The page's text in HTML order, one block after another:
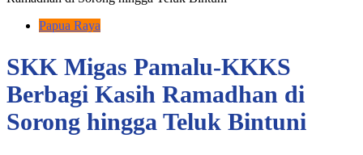
Papua Raya
SKK Migas Pamalu-KKKS
Berbagi Kasih Ramadhan di
Sorong hingga Teluk Bintuni